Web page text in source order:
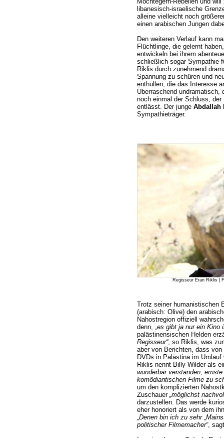
libanesisch-israelische
alleine vielleicht noch
einen arabischen Jungen
Den weiteren Verlauf kann
Flüchtlinge, die gelernt
entwickeln bei ihrem
schließlich sogar Sympathie
Riklis durch zunehmend
Spannung zu schüren und
enthüllen, die das Interesse
Überraschend undramatisch,
noch einmal der Schluss,
entlässt. Der junge Abdallah
Sympathieträger.
Regisseur Eran Riklis |
Trotz seiner humanistischen
(arabisch: Olive) den
Nahostregion offiziell
denn, „es gibt ja nur ein Kino
palästinensischen Helden
Regisseur“, so Riklis, was
aber von Berichten, dass
DVDs in Palästina im
Riklis nennt Billy Wilder als
wunderbar verstanden,
komödiantischen Filme zu
um den komplizierten
Zuschauer „möglichst
darzustellen. Das werde
eher honoriert als von dem
„Denen bin ich zu sehr
politischer Filmemacher“,